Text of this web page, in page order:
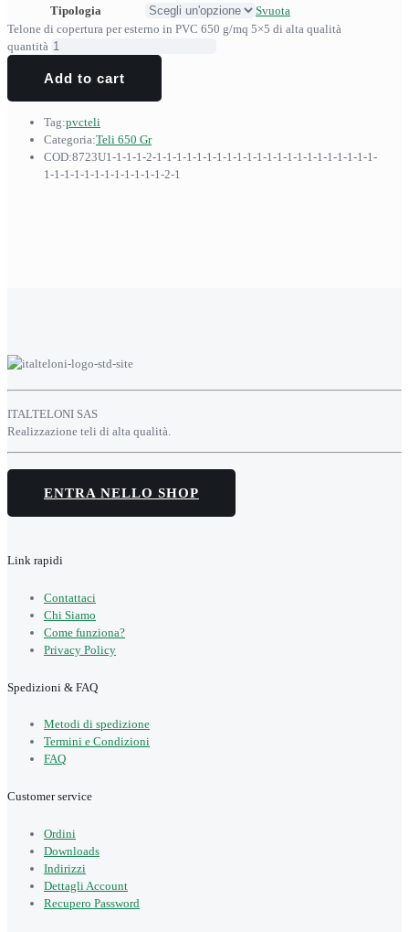
Tipologia
Svuota
Telone di copertura per esterno in PVC 650 g/mq 5×5 di alta qualità
quantità
Add to cart
Tag:pvcteli
Categoria:Teli 650 Gr
COD:8723U1-1-1-1-2-1-1-1-1-1-1-1-1-1-1-1-1-1-1-1-1-1-1-1-1-1-1-
1-1-1-1-1-1-1-1-1-1-1-1-2-1
ITALTELONI SAS
Realizzazione teli di alta qualità.
ENTRA NELLO SHOP
Link rapidi
Contattaci
Chi Siamo
Come funziona?
Privacy Policy
Spedizioni & FAQ
Metodi di spedizione
Termini e Condizioni
FAQ
Customer service
Ordini
Downloads
Indirizzi
Dettagli Account
Recupero Password